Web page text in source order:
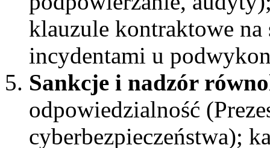
klauzule kontraktowe
incydentami u
Sankcje i nadzór
odpowiedzialność
cyberbezpieczeństwa);